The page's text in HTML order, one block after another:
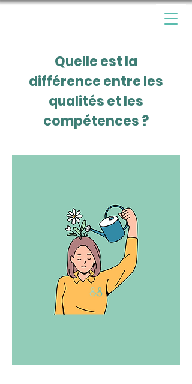
Quelle est la
différence entre les
qualités et les
compétences ?